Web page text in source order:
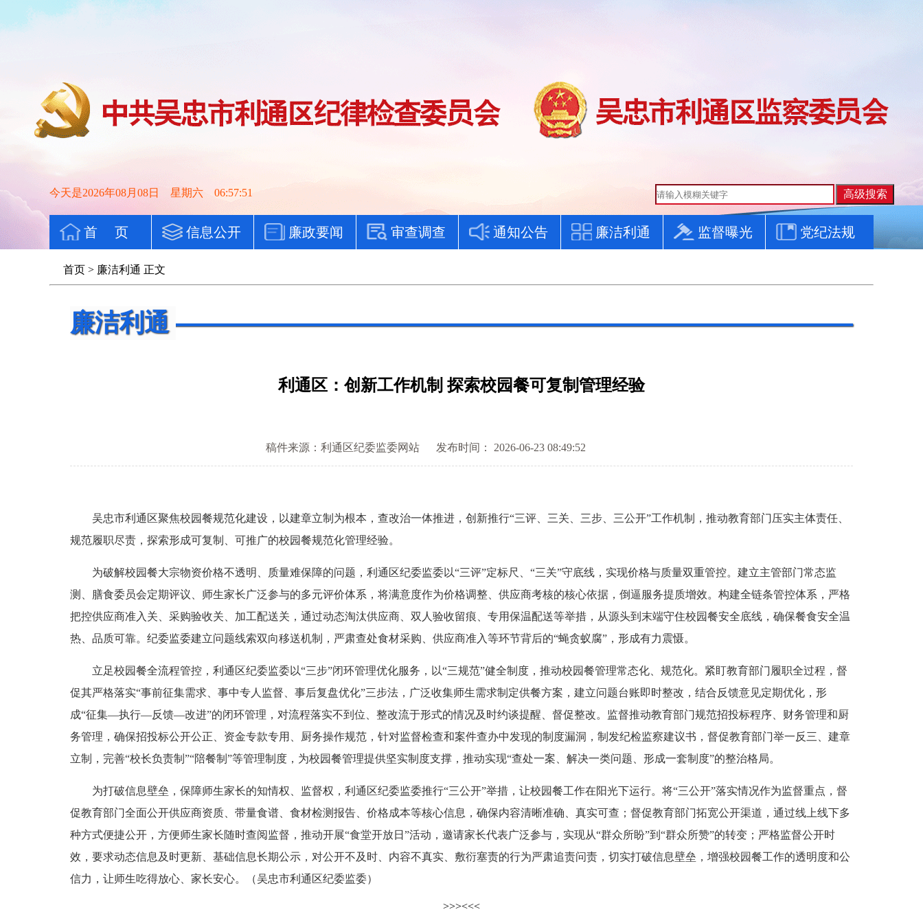
今天是2026年08月08日 星期六 06:57:51
首 页 信息公开 廉政要闻 审查调查 通知公告 廉洁利通 监督曝光 党纪法规
首页 > 廉洁利通 正文
廉洁利通
利通区：创新工作机制 探索校园餐可复制管理经验
稿件来源：利通区纪委监委网站 发布时间： 2026-06-23 08:49:52
吴忠市利通区聚焦校园餐规范化建设，以建章立制为根本，查改治一体推进，创新推行“三评、三关、三步、三公开”工作机制，推动教育部门压实主体责任、
规范履职尽责，探索形成可复制、可推广的校园餐规范化管理经验。
为破解校园餐大宗物资价格不透明、质量难保障的问题，利通区纪委监委以“三评”定标尺、“三关”守底线，实现价格与质量双重管控。建立主管部门常态监
测、膳食委员会定期评议、师生家长广泛参与的多元评价体系，将满意度作为价格调整、供应商考核的核心依据，倒逼服务提质增效。构建全链条管控体系，严格
把控供应商准入关、采购验收关、加工配送关，通过动态淘汰供应商、双人验收留痕、专用保温配送等举措，从源头到末端守住校园餐安全底线，确保餐食安全温
热、品质可靠。纪委监委建立问题线索双向移送机制，严肃查处食材采购、供应商准入等环节背后的“蝇贪蚁腐”，形成有力震慑。
立足校园餐全流程管控，利通区纪委监委以“三步”闭环管理优化服务，以“三规范”健全制度，推动校园餐管理常态化、规范化。紧盯教育部门履职全过程，督
促其严格落实“事前征集需求、事中专人监督、事后复盘优化”三步法，广泛收集师生需求制定供餐方案，建立问题台账即时整改，结合反馈意见定期优化，形
成“征集—执行—反馈—改进”的闭环管理，对流程落实不到位、整改流于形式的情况及时约谈提醒、督促整改。监督推动教育部门规范招投标程序、财务管理和厨
务管理，确保招投标公开公正、资金专款专用、厨务操作规范，针对监督检查和案件查办中发现的制度漏洞，制发纪检监察建议书，督促教育部门举一反三、建章
立制，完善“校长负责制”“陪餐制”等管理制度，为校园餐管理提供坚实制度支撑，推动实现“查处一案、解决一类问题、形成一套制度”的整治格局。
为打破信息壁垒，保障师生家长的知情权、监督权，利通区纪委监委推行“三公开”举措，让校园餐工作在阳光下运行。将“三公开”落实情况作为监督重点，督
促教育部门全面公开供应商资质、带量食谱、食材检测报告、价格成本等核心信息，确保内容清晰准确、真实可查；督促教育部门拓宽公开渠道，通过线上线下多
种方式便捷公开，方便师生家长随时查阅监督，推动开展“食堂开放日”活动，邀请家长代表广泛参与，实现从“群众所盼”到“群众所赞”的转变；严格监督公开时
效，要求动态信息及时更新、基础信息长期公示，对公开不及时、内容不真实、敷衍塞责的行为严肃追责问责，切实打破信息壁垒，增强校园餐工作的透明度和公
信力，让师生吃得放心、家长安心。（吴忠市利通区纪委监委）
>>><<<